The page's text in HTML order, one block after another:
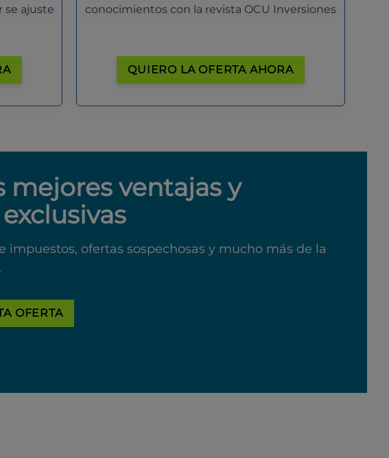
se ajuste
conocimientos con la revista OCU Inversiones
QUIERO LA OFERTA AHORA
mejores ventajas y
impuestos, ofertas sospechosas y mucho más de la
OFERTA